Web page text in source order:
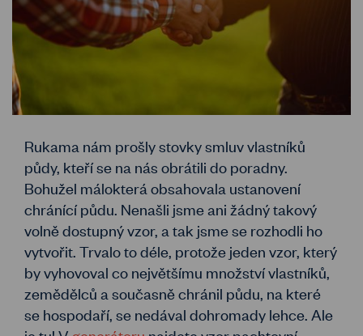
Rukama nám prošly stovky smluv vlastníků
půdy, kteří se na nás obrátili do poradny.
Bohužel málokterá obsahovala ustanovení
chránící půdu. Nenašli jsme ani žádný takový
volně dostupný vzor, a tak jsme se rozhodli ho
vytvořit. Trvalo to déle, protože jeden vzor, který
by vyhovoval co největšímu množství vlastníků,
zemědělců a současně chránil půdu, na které
se hospodaří, se nedával dohromady lehce. Ale